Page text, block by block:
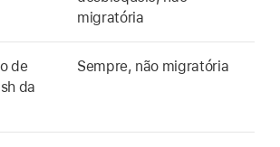
migratória
de
da
Sempre, não migratória